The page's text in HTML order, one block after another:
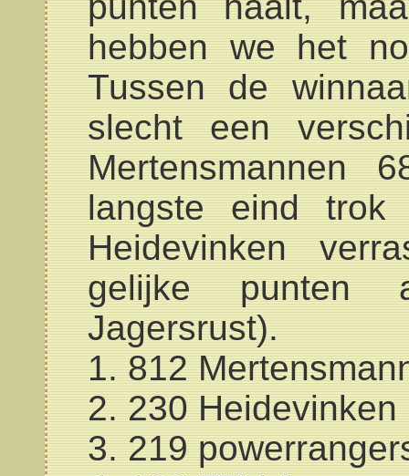
hebben we het
Tussen de
slecht een
Mertensmannen
langste eind
Heidevinken
gelijke punten
Jagersrust).
1. 812
2. 230 Heidevinken
3. 219